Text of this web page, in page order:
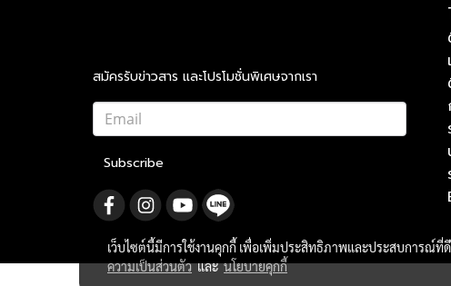
สมัครรับข่าวสาร และโปรโมชั่นพิเศษจากเรา
Subscribe
เว็บไซต์นี้มีการใช้งานคุกกี้ เพื่อเพิ่มประสิทธิภาพและประสบการณ์ที่
ความเป็นส่วนตัวและนโยบายคุกกี้